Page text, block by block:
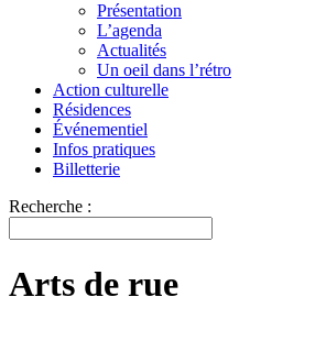
Présentation
L’agenda
Actualités
Un oeil dans l’rétro
Action culturelle
Résidences
Événementiel
Infos pratiques
Billetterie
Recherche :
Arts de rue